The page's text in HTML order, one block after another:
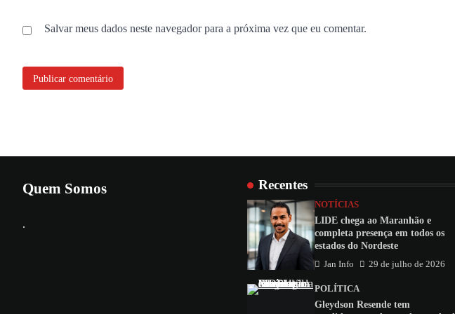
Salvar meus dados neste navegador para a próxima vez que eu comentar.
Quem Somos
.
Recentes
NOTÍCIAS
LIDE chega ao Maranhão e
completa presença em todos os
estados do Nordeste
Jan Info 29 de julho de 2026
POLÍTICA
Gleydson Resende tem